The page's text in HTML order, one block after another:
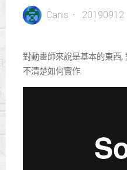
Canis 20190912
對動畫師來說是基本的東西,
不清楚如何實作.